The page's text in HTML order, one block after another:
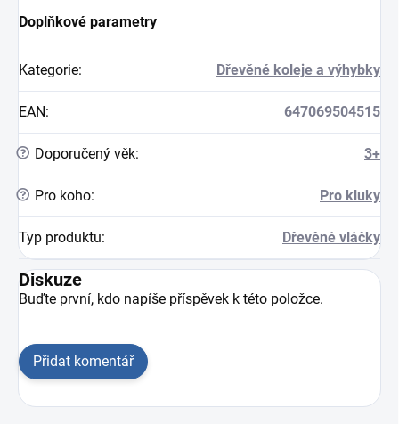
Doplňkové parametry
Kategorie: Dřevěné koleje a výhybky
EAN: 647069504515
? Doporučený věk: 3+
? Pro koho: Pro kluky
Typ produktu: Dřevěné vláčky
Diskuze
Buďte první, kdo napíše příspěvek k této položce.
Přidat komentář